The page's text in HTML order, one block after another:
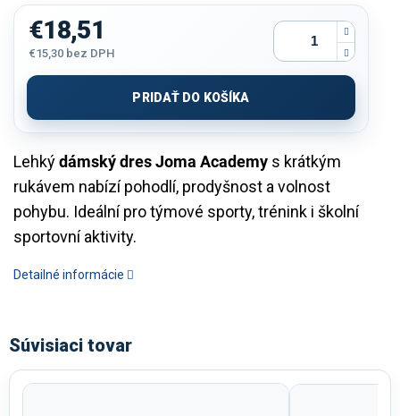
Lehkýdámský dres Joma Academy s krátkým
rukávem nabízí pohodlí, prodyšnost a volnost
pohybu. Ideální pro týmové sporty, trénink i školní
sportovní aktivity.
Detailné informácie
€18,51
€15,30 bez DPH
cena:
PRIDAŤ DO KOŠÍKA
Súvisiaci tovar